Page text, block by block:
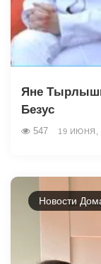
Яне
Безус
547 19 ИЮНЯ,
Новости